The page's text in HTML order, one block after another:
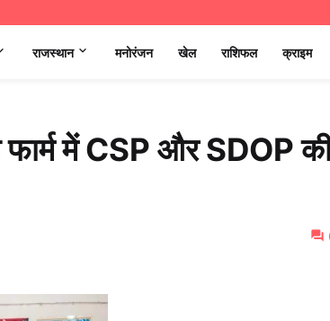
राजस्थान मनोरंजन खेल राशिफल क्राइम
फार्म में CSP और SDOP